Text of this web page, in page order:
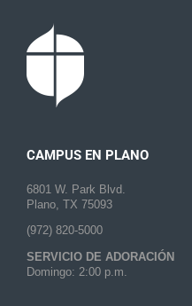
CAMPUS EN PLANO
6801 W. Park Blvd.
Plano, TX 75093
(972) 820-5000
SERVICIO DE ADORACIÓN
Domingo: 2:00 p.m.